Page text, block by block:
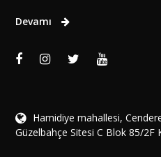
Devamı
Hamidiye mahallesi,
Güzelbahçe Sitesi C Blok 85/2F